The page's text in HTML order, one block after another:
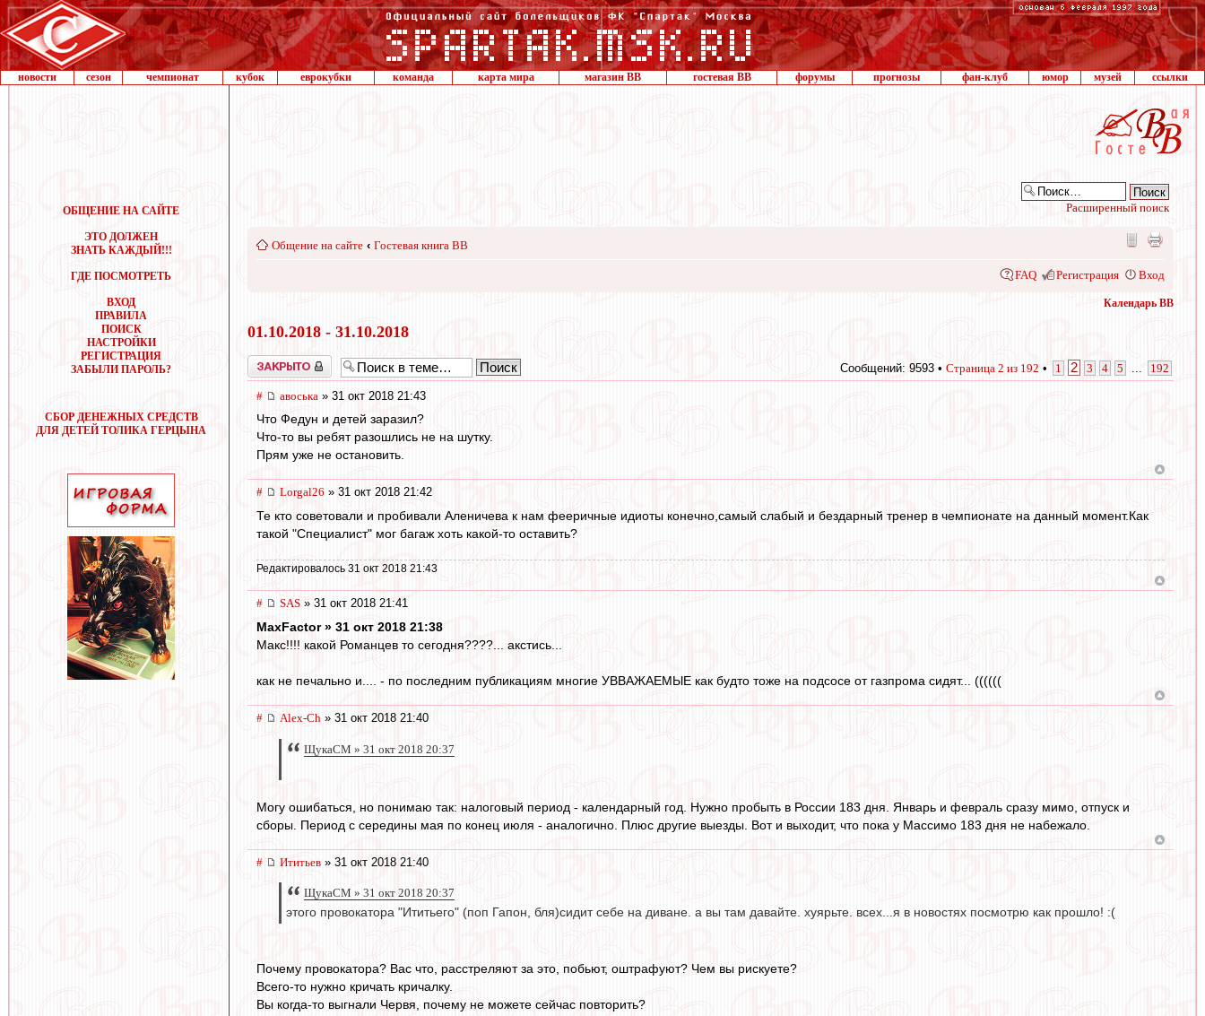
новости сезон чемпионат кубок еврокубки команда карта мира магазин ВВ гостевая ВВ форумы прогнозы фан-клуб юмор музей ссылки
ОБЩЕНИЕ НА САЙТЕ
ЭТО ДОЛЖЕН
ЗНАТЬ КАЖДЫЙ!!!
ГДЕ ПОСМОТРЕТЬ
ВХОД
ПРАВИЛА
ПОИСК
НАСТРОЙКИ
РЕГИСТРАЦИЯ
ЗАБЫЛИ ПАРОЛЬ?
СБОР ДЕНЕЖНЫХ СРЕДСТВ
ДЛЯ ДЕТЕЙ ТОЛИКА ГЕРЦЫНА
Расширенный поиск
Общение на сайте ‹ Гостевая книга ВВ
FAQ Регистрация Вход
Календарь ВВ
01.10.2018 - 31.10.2018
Закрыто Сообщений: 9593 • Страница 2 из 192 • 1 2 3 4 5 192
# авоська » 31 окт 2018 21:43
Что Федун и детей заразил?
Что-то вы ребят разошлись не на шутку.
Прям уже не остановить.
# Lorgal26 » 31 окт 2018 21:42
Те кто советовали и пробивали Аленичева к нам фееричные идиоты конечно,самый слабый и бездарный тренер в чемпионате на данный момент.Как
такой "Специалист" мог багаж хоть какой-то оставить?
Редактировалось 31 окт 2018 21:43
# SAS » 31 окт 2018 21:41
MaxFactor » 31 окт 2018 21:38
Макс!!!! какой Романцев то сегодня????... акстись...
как не печально и.... - по последним публикациям многие УВВАЖАЕМЫЕ как будто тоже на подсосе от газпрома сидят... ((((((
# Alex-Ch » 31 окт 2018 21:40
ЩукаСМ » 31 окт 2018 20:37
Могу ошибаться, но понимаю так: налоговый период - календарный год. Нужно пробыть в России 183 дня. Январь и февраль сразу мимо, отпуск и
сборы. Период с середины мая по конец июля - аналогично. Плюс другие выезды. Вот и выходит, что пока у Массимо 183 дня не набежало.
# Ититьев » 31 окт 2018 21:40
ЩукаСМ » 31 окт 2018 20:37
этого провокатора "Ититьего" (поп Гапон, бля)сидит себе на диване. а вы там давайте. хуярьте. всех...я в новостях посмотрю как прошло! :(
Почему провокатора? Вас что, расстреляют за это, побьют, оштрафуют? Чем вы рискуете?
Всего-то нужно кричать кричалку.
Вы когда-то выгнали Червя, почему не можете сейчас повторить?